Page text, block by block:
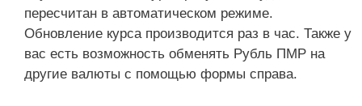
пересчитан в автоматическом режиме.
Обновление курса производится раз в час. Также у
вас есть возможность обменять Рубль ПМР на
другие валюты с помощью формы справа.